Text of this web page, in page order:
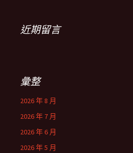
近期留言
彙整
2026 年 8 月
2026 年 7 月
2026 年 6 月
2026 年 5 月